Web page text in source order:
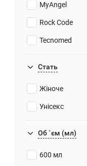
MyAngel
Rock Code
Tecnomed
Стать
Жіноче
Унісекс
Об `єм (мл)
600 мл